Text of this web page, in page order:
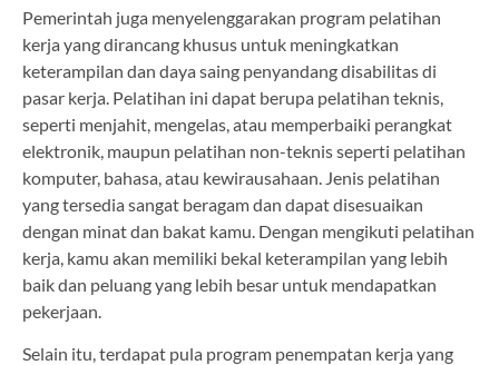
Pemerintah juga menyelenggarakan program pelatihan
kerja yang dirancang khusus untuk meningkatkan
keterampilan dan daya saing penyandang disabilitas di
pasar kerja. Pelatihan ini dapat berupa pelatihan teknis,
seperti menjahit, mengelas, atau memperbaiki perangkat
elektronik, maupun pelatihan non-teknis seperti pelatihan
komputer, bahasa, atau kewirausahaan. Jenis pelatihan
yang tersedia sangat beragam dan dapat disesuaikan
dengan minat dan bakat kamu. Dengan mengikuti pelatihan
kerja, kamu akan memiliki bekal keterampilan yang lebih
baik dan peluang yang lebih besar untuk mendapatkan
pekerjaan.
Selain itu, terdapat pula program penempatan kerja yang